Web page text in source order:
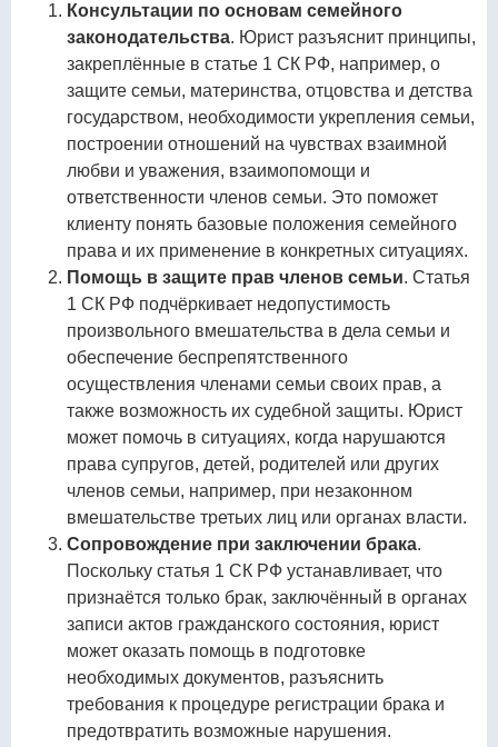
Консультации по основам семейного
законодательства. Юрист разъяснит принципы,
закреплённые в статье 1 СК РФ, например, о
защите семьи, материнства, отцовства и детства
государством, необходимости укрепления семьи,
построении отношений на чувствах взаимной
любви и уважения, взаимопомощи и
ответственности членов семьи. Это поможет
клиенту понять базовые положения семейного
права и их применение в конкретных ситуациях.
Помощь в защите прав членов семьи. Статья
1 СК РФ подчёркивает недопустимость
произвольного вмешательства в дела семьи и
обеспечение беспрепятственного
осуществления членами семьи своих прав, а
также возможность их судебной защиты. Юрист
может помочь в ситуациях, когда нарушаются
права супругов, детей, родителей или других
членов семьи, например, при незаконном
вмешательстве третьих лиц или органах власти.
Сопровождение при заключении брака.
Поскольку статья 1 СК РФ устанавливает, что
признаётся только брак, заключённый в органах
записи актов гражданского состояния, юрист
может оказать помощь в подготовке
необходимых документов, разъяснить
требования к процедуре регистрации брака и
предотвратить возможные нарушения.